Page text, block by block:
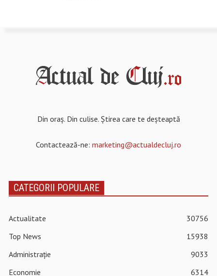
Din oraș. Din culise. Știrea care te deșteaptă
Contactează-ne: marketing@actualdecluj.ro
CATEGORII POPULARE
Actualitate
30756
Top News
15938
Administrație
9033
Economie
6314